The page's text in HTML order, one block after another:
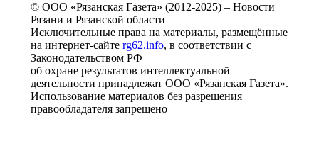
© ООО «Рязанская Газета» (2012-2025) – Новости
Рязани и Рязанской области
Исключительные права на материалы, размещённые
на интернет-сайте rg62.info, в соответствии с
Законодательством РФ
об охране результатов интеллектуальной
деятельности принадлежат ООО «Рязанская Газета».
Использование материалов без разрешения
правообладателя запрещено